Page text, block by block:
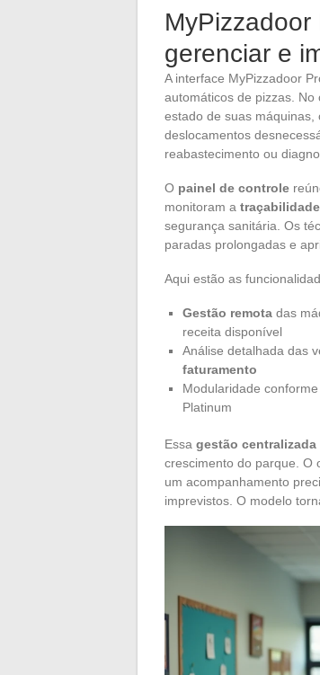
gerenciar e
A interface MyPizzadoor
automáticos de pizzas.
estado de suas
deslocamentos
reabastecimento ou
O painel de controle
monitoram a traçabilidade
segurança sanitária. Os
paradas prolongadas e
Aqui estão as
Gestão remota das
receita disponível
Análise detalhada das
faturamento
Modularidade
Platinum
Essa gestão centralizada
crescimento do parque. O
um acompanhamento
imprevistos. O modelo